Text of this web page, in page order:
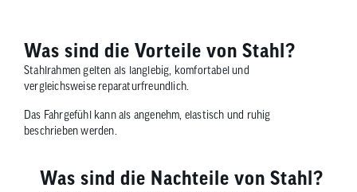
Was sind die Vorteile von Stahl?
Stahlrahmen gelten als langlebig, komfortabel und
vergleichsweise reparaturfreundlich.
Das Fahrgefühl kann als angenehm, elastisch und ruhig
beschrieben werden.
Was sind die Nachteile von Stahl?